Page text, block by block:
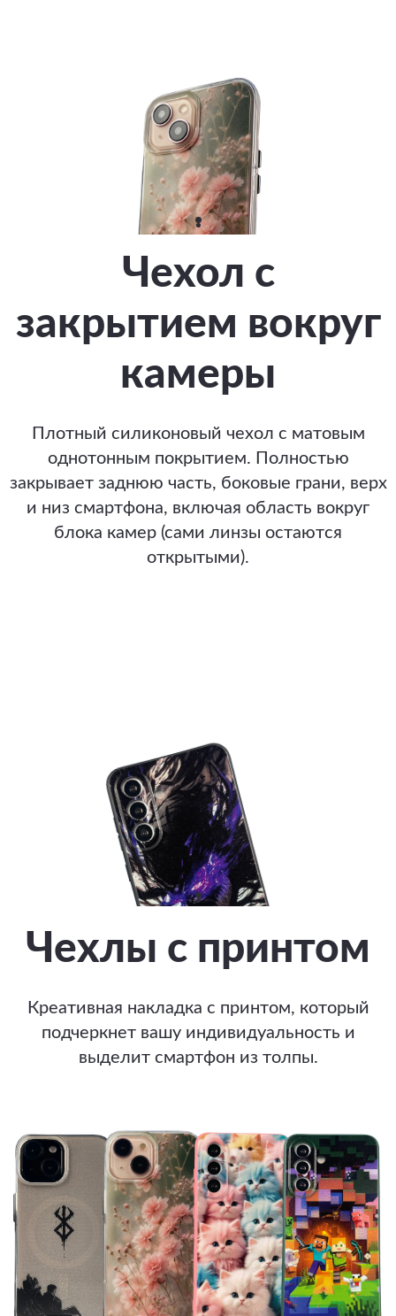
Чехол с
закрытием вокруг
камеры
Плотный силиконовый чехол с матовым
однотонным покрытием. Полностью
закрывает заднюю часть, боковые грани, верх
и низ смартфона, включая область вокруг
блока камер (сами линзы остаются
открытыми).
Чехлы с принтом
Креативная накладка с принтом, который
подчеркнет вашу индивидуальность и
выделит смартфон из толпы.